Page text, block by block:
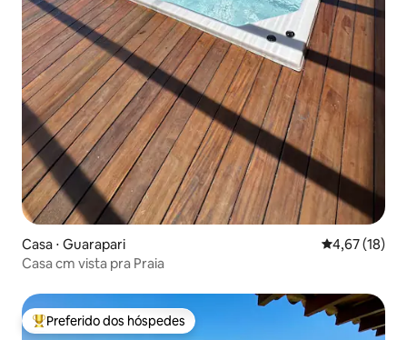
Casa ⋅ Guarapari 4,67 de uma
4,67 (18)
Casa cm vista pra Praia
Entre os melhores preferidos dos hóspedes
Preferido dos hóspedes